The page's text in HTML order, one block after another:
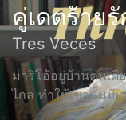
คู่เดตร้ายรั
Tres Veces
มาริโอ้อยู่บ้านคนเดี
ไกล ทำให้เขานั้นมีเ